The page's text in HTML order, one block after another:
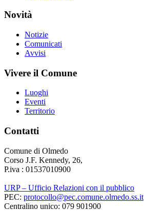
Novità
Notizie
Comunicati
Avvisi
Vivere il Comune
Luoghi
Eventi
Territorio
Contatti
Comune di Olmedo
Corso J.F. Kennedy, 26,
P.iva : 01537010900
URP – Ufficio Relazioni con il pubblico
PEC: protocollo@pec.comune.olmedo.ss.it
Centralino unico: 079 901900